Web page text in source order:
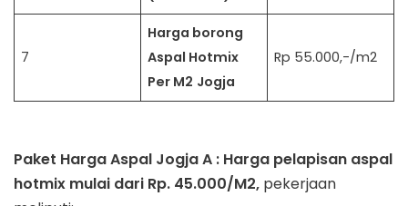
7
Harga borong
Aspal Hotmix
Per M2 Jogja
Rp 55.000,-/m2
Paket Harga Aspal Jogja A : Harga pelapisan aspal
hotmix mulai dari Rp. 45.000/M2, pekerjaan